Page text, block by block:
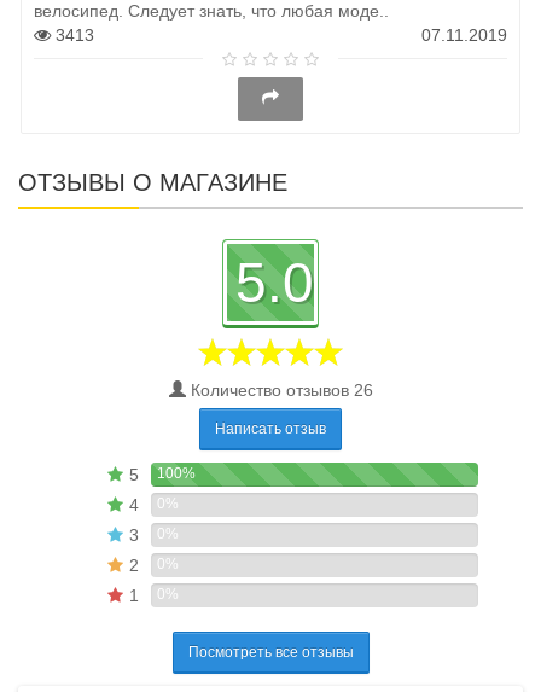
велосипед. Следует знать, что любая моде..
3413
07.11.2019
ОТЗЫВЫ О МАГАЗИНЕ
5.0
Количество отзывов 26
Написать отзыв
5 100%
4 0%
3 0%
2 0%
1 0%
Посмотреть все отзывы